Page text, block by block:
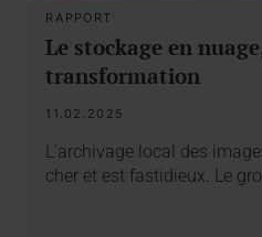
RAPPORT
Le stockage en
transformation
11.02.2025
L’archivage local des
cher et est fastidieux. Le